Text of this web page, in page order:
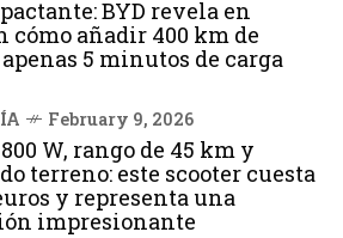
BYD revela en
cómo añadir 400 km de
5 minutos de carga
February 9, 2026
W, rango de 45 km y
terreno: este scooter cuesta
y representa una
impresionante